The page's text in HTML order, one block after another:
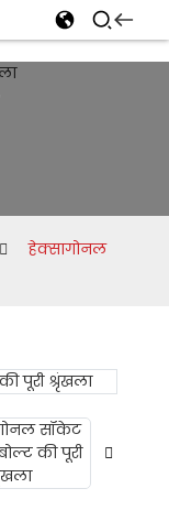
हेक्सागोनल